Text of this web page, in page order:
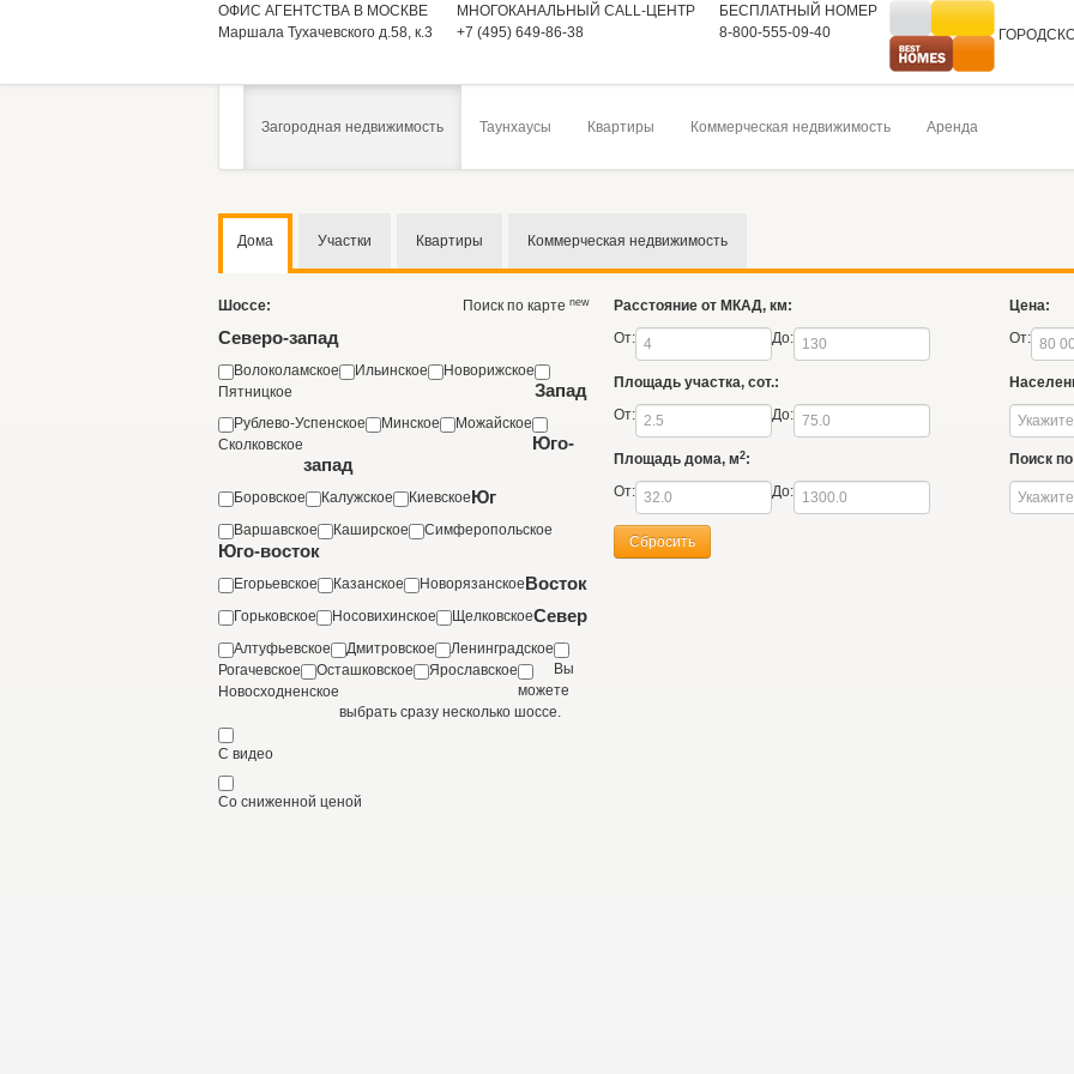
ОФИС АГЕНТСТВА В МОСКВЕ
Маршала Тухачевского д.58, к.3
МНОГОКАНАЛЬНЫЙ CALL-ЦЕНТР
+7 (495) 649-86-38
БЕСПЛАТНЫЙ НОМЕР
8-800-555-09-40
На главную
Загородная недвижимость Таунхаусы Квартиры Коммерческая недвижимость Аренда
Дома Участки Квартиры Коммерческая недвижимость
Шоссе: Поиск по карте new
Северо-запад
Волоколамское Ильинское
Новорижское
Пятницкое
Запад
Рублево-Успенское Минское
Можайское
Сколковское
Юго-
запад
Боровское Калужское КиевскоеЮг
Варшавское Каширское Симферопольское
Юго-восток
Егорьевское Казанское НоворязанскоеВосток
Горьковское Носовихинское ЩелковскоеСевер
Алтуфьевское Дмитровское
Ленинградское
Рогачевское
Осташковское
Ярославское
Новосходненское
Вы
можете
выбрать сразу несколько шоссе.
С видео
Со сниженной ценой
Расстояние от МКАД, км:
От:
До:
Площадь участка, сот.:
От:
До:
Площадь дома, м2:
От:
До:
Цена:
От:
Поиск